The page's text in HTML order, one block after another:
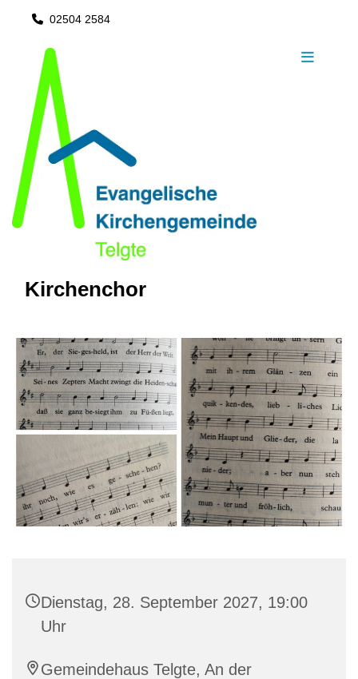
 02504 2584
Kirchenchor
Dienstag, 28. September 2027, 19:00
Uhr
Gemeindehaus Telgte, An der